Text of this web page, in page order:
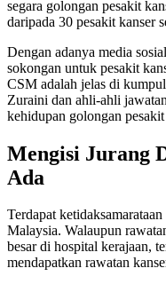
segara golongan pesakit
daripada 30 pesakit kanser
Dengan adanya media
sokongan untuk pesakit
CSM adalah jelas di
Zuraini dan ahli-ahli
kehidupan golongan
Mengisi Jurang
Ada
Terdapat
Malaysia. Walaupun
besar di hospital kerajaan,
mendapatkan rawatan